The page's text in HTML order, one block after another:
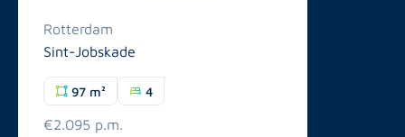
Rotterdam
Sint-Jobskade
97 m² 4
€2.095 p.m.